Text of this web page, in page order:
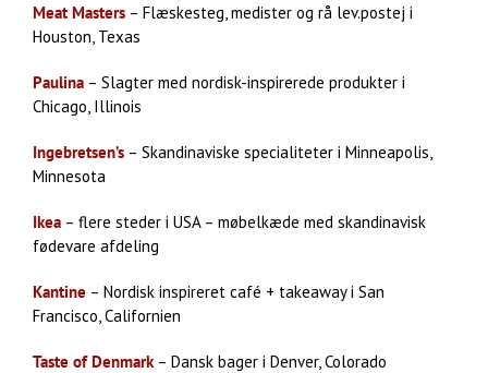
Meat Masters – Flæskesteg, medister og rå lev.postej i
Houston, Texas
Paulina – Slagter med nordisk-inspirerede produkter i
Chicago, Illinois
Ingebretsen’s – Skandinaviske specialiteter i Minneapolis,
Minnesota
Ikea – flere steder i USA – møbelkæde med skandinavisk
fødevare afdeling
Kantine – Nordisk inspireret café + takeaway i San
Francisco, Californien
Taste of Denmark– Dansk bager i Denver, Colorado